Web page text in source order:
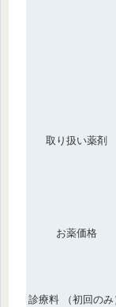
取り扱い薬剤
お薬価格
診療料 （初回のみ